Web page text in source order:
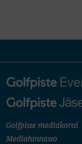
Golfpiste mediakortti
Mediahinnasto